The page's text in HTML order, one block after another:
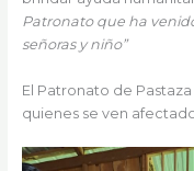
Patronato que ha
señoras y niño”
El Patronato de
quienes se ven